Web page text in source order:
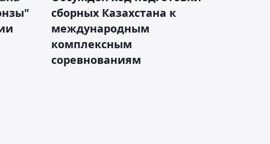
сборных Казахстана к
международным
комплексным
соревнованиям